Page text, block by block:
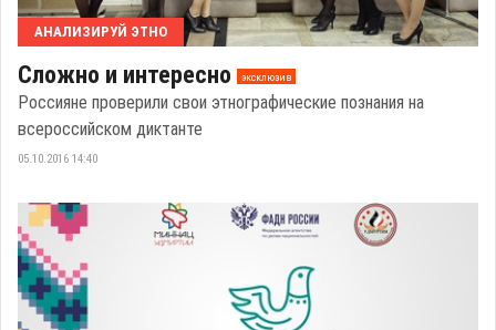
АНАЛИЗИРУЙ ЭТНО
Сложно и интересно эксклюзив
Россияне проверили свои этнографические познания на
всероссийском диктанте
05.10.2016 14:40